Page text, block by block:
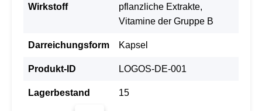
Wirkstoff
pflanzliche Extrakte,
Vitamine der Gruppe B
Darreichungsform Kapsel
Produkt-ID LOGOS-DE-001
Lagerbestand 15